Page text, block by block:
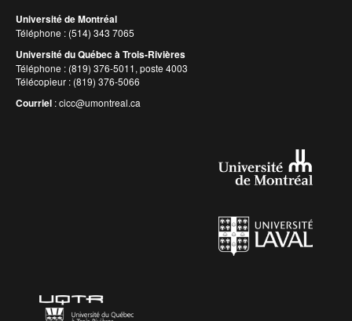
Université de Montréal
Téléphone : (514) 343 7065
Université du Québec à Trois-Rivières
Téléphone : (819) 376-5011, poste 4003
Télécopieur : (819) 376-5066
Courriel :cicc@umontreal.ca